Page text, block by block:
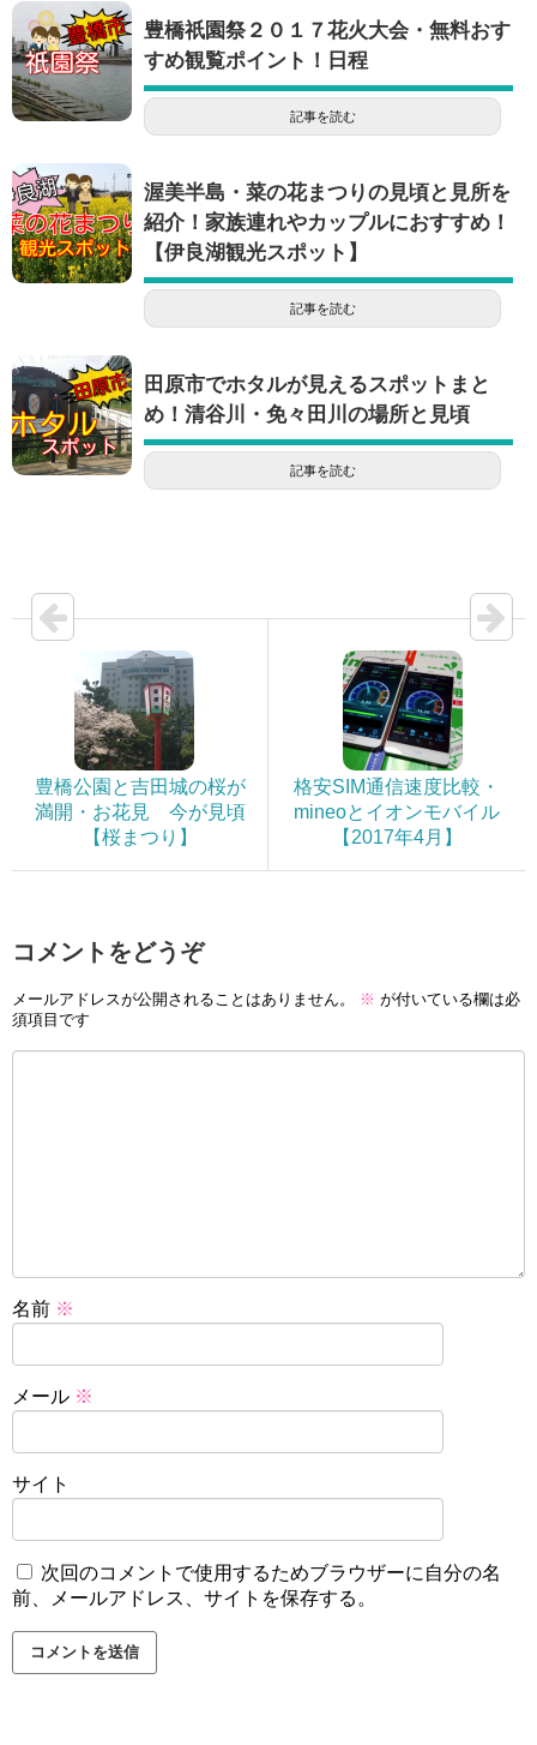
豊橋祇園祭２０１７花火大会・無料おす
すめ観覧ポイント！日程
記事を読む
渥美半島・菜の花まつりの見頃と見所を
紹介！家族連れやカップルにおすすめ！
【伊良湖観光スポット】
記事を読む
田原市でホタルが見えるスポットまと
め！清谷川・免々田川の場所と見頃
記事を読む
豊橋公園と吉田城の桜が
満開・お花見 今が見頃
【桜まつり】
格安SIM通信速度比較・
mineoとイオンモバイル
【2017年4月】
コメントをどうぞ
メールアドレスが公開されることはありません。 ※ が付いている欄は必
須項目です
名前 ※
メール ※
サイト
次回のコメントで使用するためブラウザーに自分の名
前、メールアドレス、サイトを保存する。